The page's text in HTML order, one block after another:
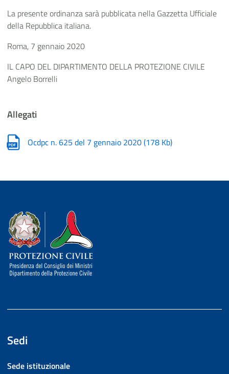
La presente ordinanza sarà pubblicata nella Gazzetta Ufficiale
della Repubblica italiana.
Roma, 7 gennaio 2020
IL CAPO DEL DIPARTIMENTO DELLA PROTEZIONE CIVILE
Angelo Borrelli
Allegati
Ocdpc n. 625 del 7 gennaio 2020(178 Kb)
Dipartimento della Protezione Civile
Sedi
Sede istituzionale